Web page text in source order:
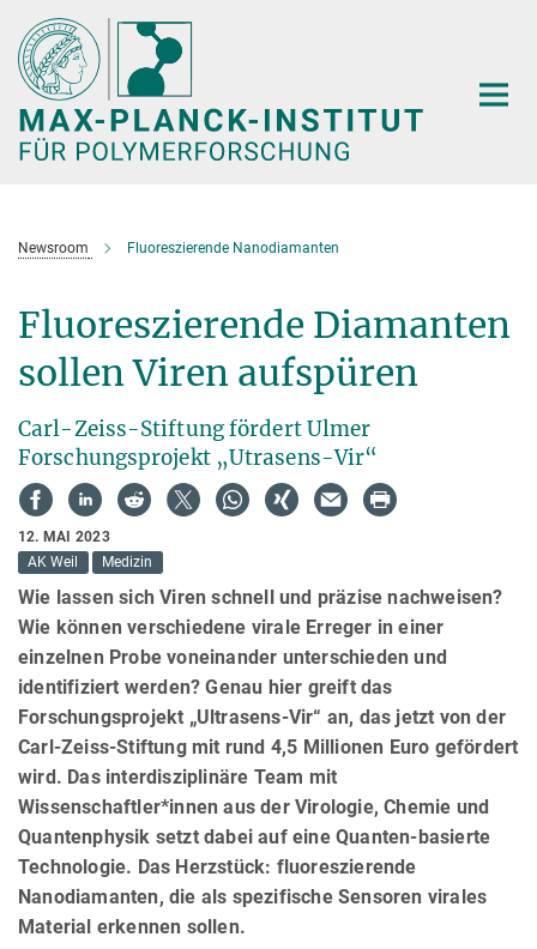
Hauptinhalt
Newsroom Fluoreszierende Nanodiamanten
Fluoreszierende Diamanten
sollen Viren aufspüren
Carl-Zeiss-Stiftung fördert Ulmer
Forschungsprojekt „Utrasens-Vir“
12. MAI 2023
AK Weil
Medizin
Wie lassen sich Viren schnell und präzise nachweisen?
Wie können verschiedene virale Erreger in einer
einzelnen Probe voneinander unterschieden und
identifiziert werden? Genau hier greift das
Forschungsprojekt „Ultrasens-Vir“ an, das jetzt von der
Carl-Zeiss-Stiftung mit rund 4,5 Millionen Euro gefördert
wird. Das interdisziplinäre Team mit
Wissenschaftler*innen aus der Virologie, Chemie und
Quantenphysik setzt dabei auf eine Quanten-basierte
Technologie. Das Herzstück: fluoreszierende
Nanodiamanten, die als spezifische Sensoren virales
Material erkennen sollen.